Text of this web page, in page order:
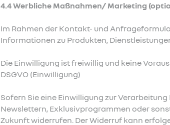
4.4 Werbliche Maßnahmen/ Marketing
Im Rahmen der Kontakt- und
Informationen zu Produkten,
Die Einwilligung ist freiwillig und keine
DSGVO (Einwilligung)
Sofern Sie eine Einwilligung zur
Newslettern, Exklusivprogrammen oder
Zukunft widerrufen. Der Widerruf kann